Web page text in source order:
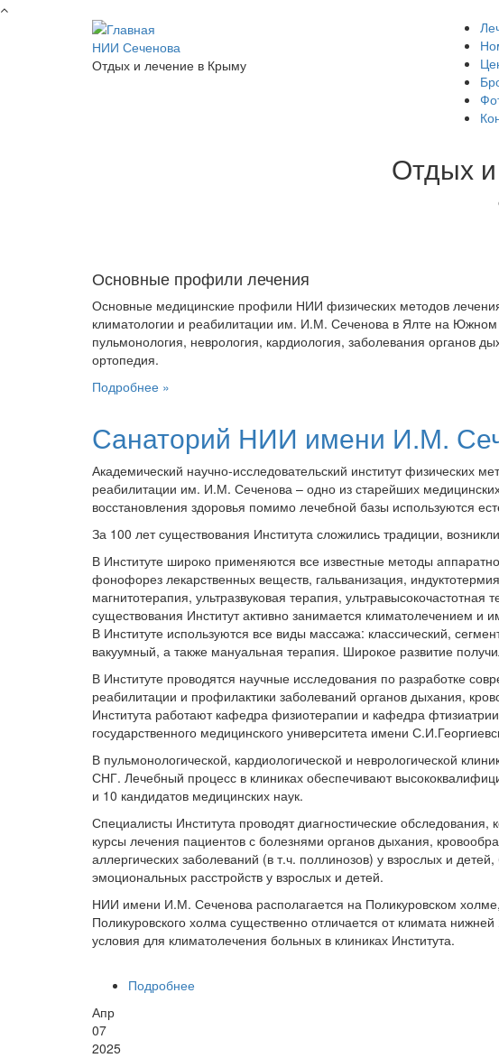
Перейти к основному содержанию
НИИ Сеченова
Отдых и лечение в Крыму
Отдых
Основные профили лечения
Основные медицинские профили НИИ физических методов
климатологии и реабилитации им. И.М. Сеченова в Ялте на
пульмонология, неврология, кардиология, заболевания органов
ортопедия.
Подробнее »
Санаторий НИИ имени И.М.
Академический научно-исследовательский институт физических
реабилитации им. И.М. Сеченова – одно из старейших
восстановления здоровья помимо лечебной базы используются
За 100 лет существования Института сложились традиции,
В Институте широко применяются все известные методы
фонофорез лекарственных веществ, гальванизация,
магнитотерапия, ультразвуковая терапия, ультравысокочастотная
существования Институт активно занимается климатолечением и
В Институте используются все виды массажа: классический,
вакуумный, а также мануальная терапия. Широкое развитие
В Институте проводятся научные исследования по разработке
реабилитации и профилактики заболеваний органов дыхания,
Института работают кафедра физиотерапии и кафедра
государственного медицинского университета имени
В пульмонологической, кардиологической и неврологической
СНГ. Лечебный процесс в клиниках обеспечивают
и 10 кандидатов медицинских наук.
Специалисты Института проводят диагностические
курсы лечения пациентов с болезнями органов дыхания,
аллергических заболеваний (в т.ч. поллинозов) у взрослых и
эмоциональных расстройств у взрослых и детей.
НИИ имени И.М. Сеченова располагается на Поликуровском
Поликуровского холма существенно отличается от климата
условия для климатолечения больных в клиниках Института.
Подробнее
Апр
07
2025